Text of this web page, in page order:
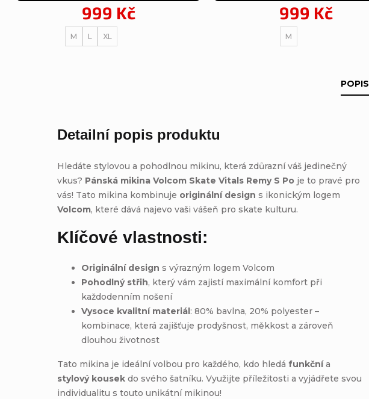
999 Kč
M L XL
999 Kč
M
POPIS
Detailní popis produktu
Hledáte stylovou a pohodlnou mikinu, která zdůrazní váš jedinečný
vkus? Pánská mikina Volcom Skate Vitals Remy S Po je to pravé pro
vás! Tato mikina kombinuje originální design s ikonickým logem
Volcom, které dává najevo vaši vášeň pro skate kulturu.
Klíčové vlastnosti:
Originální design s výrazným logem Volcom
Pohodlný střih, který vám zajistí maximální komfort při
každodenním nošení
Vysoce kvalitní materiál: 80% bavlna, 20% polyester –
kombinace, která zajišťuje prodyšnost, měkkost a zároveň
dlouhou životnost
Tato mikina je ideální volbou pro každého, kdo hledáfunkčnía
stylový kousek do svého šatníku. Využijte příležitosti a vyjádřete svou
individualitu s touto unikátní mikinou!